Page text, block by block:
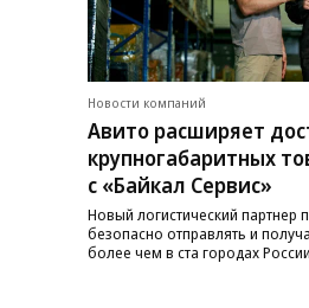
Новости компаний
Авито расширяет
крупногабаритных
с «Байкал Сервис»
Новый логистический партнер
безопасно отправлять и
более чем в ста городах